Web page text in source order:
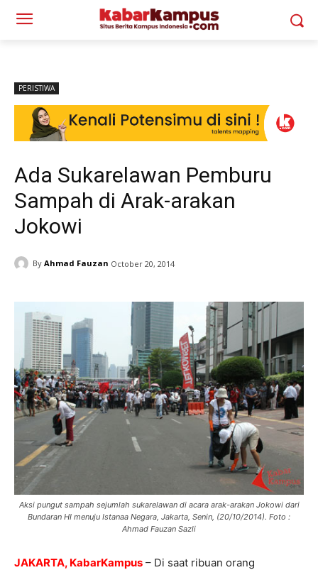
PERISTIWA
Ada Sukarelawan Pemburu
Sampah di Arak-arakan
Jokowi
By Ahmad Fauzan October 20, 2014
Aksi pungut sampah sejumlah sukarelawan di acara arak-arakan Jokowi dari
Bundaran HI menuju Istanaa Negara, Jakarta, Senin, (20/10/2014). Foto :
Ahmad Fauzan Sazli
JAKARTA, KabarKampus – Di saat ribuan orang